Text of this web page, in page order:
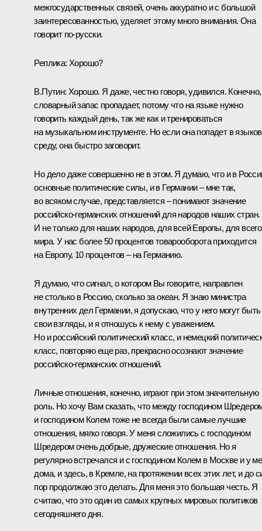
межгосударственных связей, очень аккуратно и с большой
заинтересованностью, уделяет этому много внимания. Она
говорит по‑русски.
Реплика: Хорошо?
В.Путин: Хорошо. Я даже, честно говоря, удивился. Конечно,
словарный запас пропадает, потому что на языке нужно
говорить каждый день, так же как и тренироваться
на музыкальном инструменте. Но если она попадет в
среду, она быстро заговорит.
Но дело даже совершенно не в этом. Я думаю, что и в
основные политические силы, и в Германии – мне так,
во всяком случае, представляется – понимают значение
российско-германских отношений для народов наших стран.
И не только для наших народов, для всей Европы, для всего
мира. У нас более 50 процентов товарооборота приходится
на Европу, 10 процентов – на Германию.
Я думаю, что сигнал, о котором Вы говорите, направлен
не столько в Россию, сколько за океан. Я знаю министра
внутренних дел Германии, я допускаю, что у него могут быть
свои взгляды, и я отношусь к нему с уважением.
Но и российский политический класс, и немецкий
класс, повторяю еще раз, прекрасно осознают значение
российско-германских отношений.
Личные отношения, конечно, играют при этом значительную
роль. Но хочу Вам сказать, что между господином
и господином Колем тоже не всегда были самые лучшие
отношения, мягко говоря. У меня сложились с господином
Шредером очень добрые, дружеские отношения. Но я
регулярно встречался и с господином Колем в Москве и у
дома, и здесь, в Кремле, на протяжении всех этих лет, и до
пор продолжаю это делать. Для меня это большая честь. Я
считаю, что это один из самых крупных мировых политиков
сегодняшнего дня.